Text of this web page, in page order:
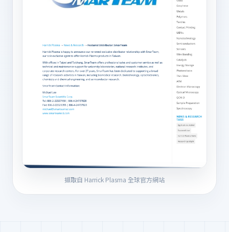
擷取自 Harrick Plasma 全球官方網站